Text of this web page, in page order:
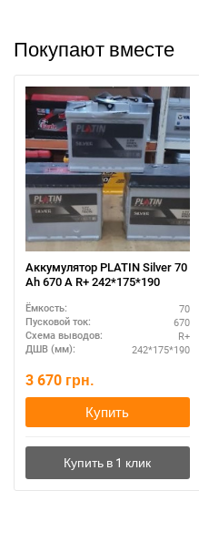
Покупают вместе
Аккумулятор PLATIN Silver 70
Ah 670 A R+ 242*175*190
Ёмкость: 70
Пусковой ток: 670
Схема выводов: R+
ДШВ (мм): 242*175*190
3 670 грн.
Купить
При отсутствии связи -
Telegram (093) 600-51-11
Написать в Viber